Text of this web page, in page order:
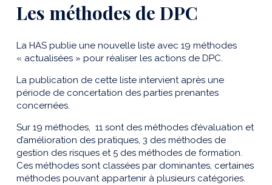
Les méthodes de DPC
La HAS publie une nouvelle liste avec 19 méthodes
« actualisées » pour réaliser les actions de DPC.
La publication de cette liste intervient après une
période de concertation des parties prenantes
concernées.
Sur 19 méthodes, 11 sont des méthodes d’évaluation et
d’amélioration des pratiques, 3 des méthodes de
gestion des risques et 5 des méthodes de formation.
Ces méthodes sont classées par dominantes, certaines
méthodes pouvant appartenir à plusieurs catégories.